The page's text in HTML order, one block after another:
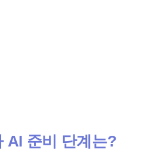
AI 준비 단계는?